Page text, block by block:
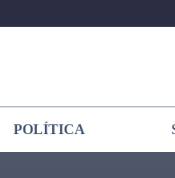
POLÍTICA